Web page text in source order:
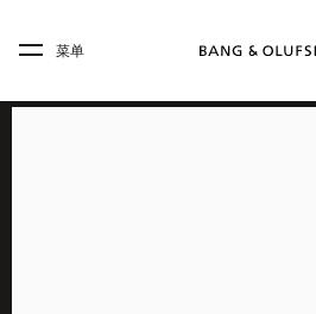
Skip to main footer
菜单